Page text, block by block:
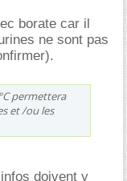
borate car il
ne sont pas
permettera
et /ou les
doivent y